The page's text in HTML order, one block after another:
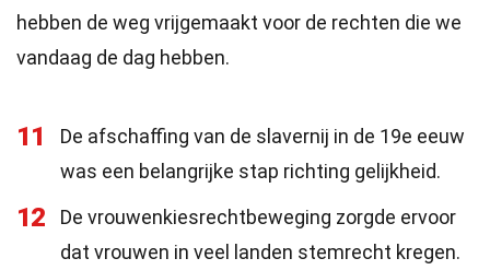
hebben de weg vrijgemaakt voor de rechten die we
vandaag de dag hebben.
11
De afschaffing van de slavernij in de 19e eeuw
was een belangrijke stap richting gelijkheid.
12
De vrouwenkiesrechtbeweging zorgde ervoor
dat vrouwen in veel landen stemrecht kregen.